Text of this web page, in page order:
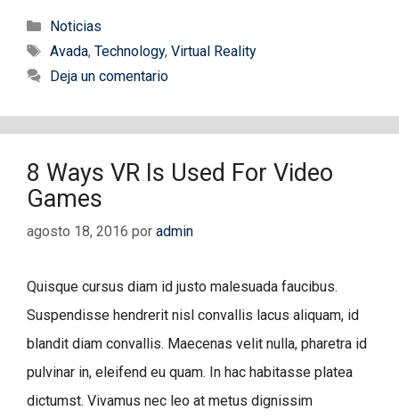
Categorías
Noticias
Etiquetas
Avada, Technology, Virtual Reality
Deja un comentario
8 Ways VR Is Used For Video
Games
agosto 18, 2016 por admin
Quisque cursus diam id justo malesuada faucibus.
Suspendisse hendrerit nisl convallis lacus aliquam, id
blandit diam convallis. Maecenas velit nulla, pharetra id
pulvinar in, eleifend eu quam. In hac habitasse platea
dictumst. Vivamus nec leo at metus dignissim